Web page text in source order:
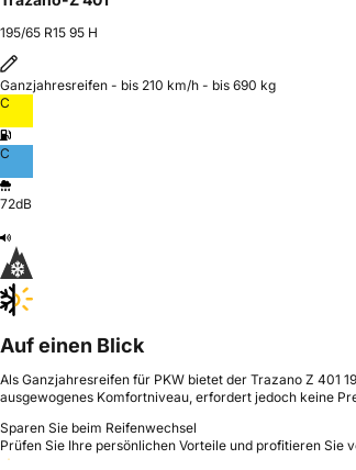
195/65 R15 95 H
Ganzjahresreifen - bis 210 km/h - bis 690 kg
C
C
72dB
Auf einen Blick
Als Ganzjahresreifen für PKW bietet der Trazano Z 401
ausgewogenes Komfortniveau, erfordert jedoch keine
Sparen Sie beim Reifenwechsel
Prüfen Sie Ihre persönlichen Vorteile und profitieren Sie